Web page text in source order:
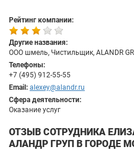
Рейтинг компании:
Другие названия:
ООО шмель, Чистильщик, ALANDR
Телефоны:
+7 (495) 912-55-55
Email: alexey@alandr.ru
Сфера деятельности:
Оказание услуг
ОТЗЫВ СОТРУДНИКА
АЛАНДР ГРУП В ГОРОДЕ